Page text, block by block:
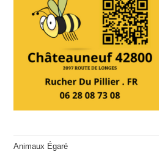
Animaux Égaré